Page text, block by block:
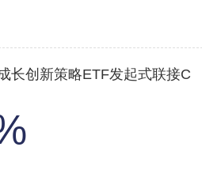
长创新策略ETF发起式联接C